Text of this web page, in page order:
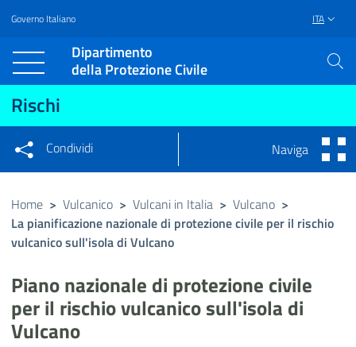
Vai al contenuto principale
Raggiungi il piè di pagina
Governo Italiano ITA
Dipartimento
della Protezione Civile
Rischi
Condividi su Facebook
Condividi su Twitter
Condividi su LinkedIn
Condividi
Condividi sui social network
Naviga
Home > Vulcanico > Vulcani in Italia > Vulcano >
La pianificazione nazionale di protezione civile per il rischio
vulcanico sull'isola di Vulcano
Piano nazionale di protezione civile
per il rischio vulcanico sull'isola di
Vulcano